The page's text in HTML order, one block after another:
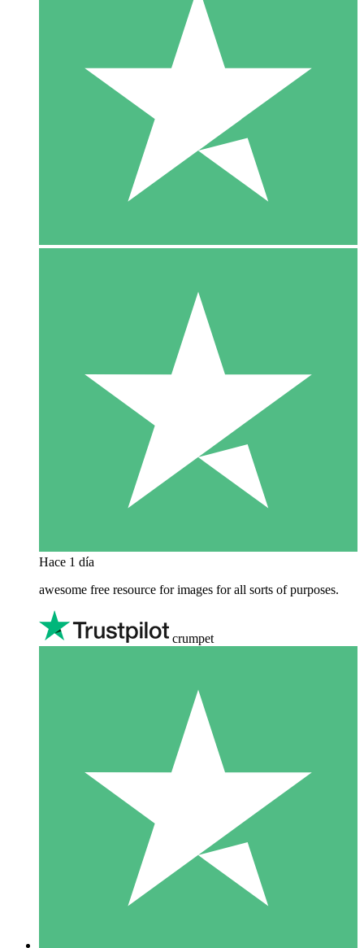
Hace 1 día
awesome free resource for images for all sorts of purposes.
crumpet